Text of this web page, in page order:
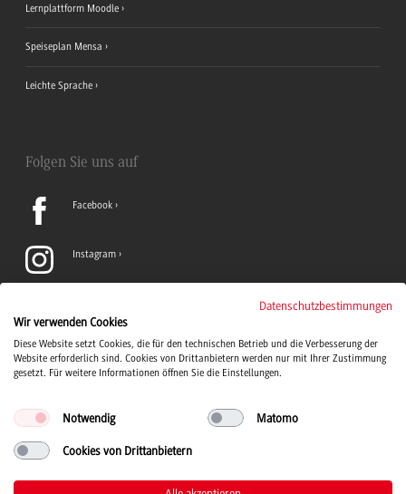
Lernplattform Moodle
Speiseplan Mensa
Leichte Sprache
Folgen Sie uns auf
Facebook
Instagram
TikTok
© 2026 Duale Hochschule Baden-Württemberg
Datenschutzbestimmungen
Wir verwenden Cookies
Diese Website setzt Cookies, die für den technischen Betrieb und die Verbesserung der
Website erforderlich sind. Cookies von Drittanbietern werden nur mit Ihrer Zustimmung
gesetzt. Für weitere Informationen öffnen Sie die Einstellungen.
Notwendig Matomo
Cookies von Drittanbietern